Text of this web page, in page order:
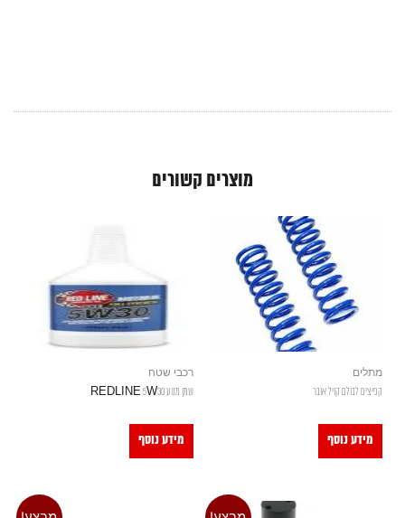
מוצרים קשורים
מתלים
קפיצים לבולם קויל אובר
מידע נוסף
רכבי שטח
שמן מנוע REDLINE 5W30
מידע נוסף